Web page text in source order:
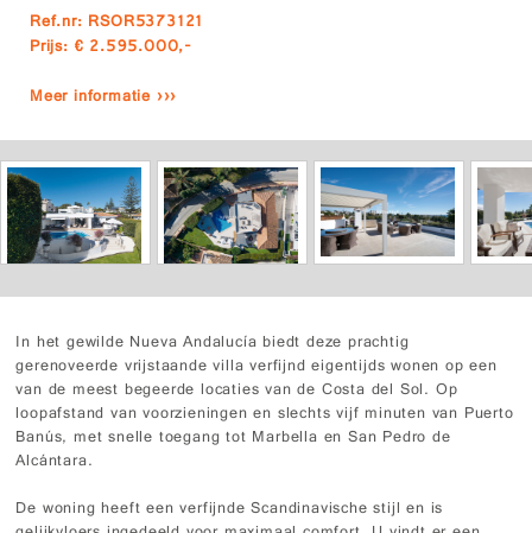
Ref.nr: RSOR5373121
Prijs: € 2.595.000,-
Meer informatie ›››
In het gewilde Nueva Andalucía biedt deze prachtig
gerenoveerde vrijstaande villa verfijnd eigentijds wonen op een
van de meest begeerde locaties van de Costa del Sol. Op
loopafstand van voorzieningen en slechts vijf minuten van Puerto
Banús, met snelle toegang tot Marbella en San Pedro de
Alcántara.
De woning heeft een verfijnde Scandinavische stijl en is